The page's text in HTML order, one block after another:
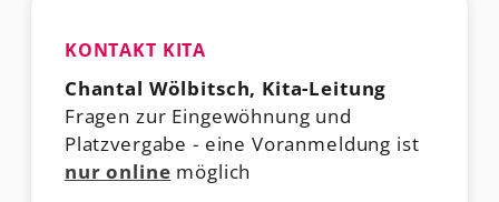
KONTAKT KITA
Chantal Wölbitsch, Kita-Leitung
Fragen zur Eingewöhnung und
Platzvergabe - eine Voranmeldung ist
nur online möglich